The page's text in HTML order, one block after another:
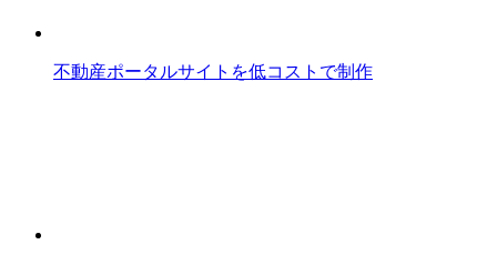
不動産ポータルサイトを低コストで制作